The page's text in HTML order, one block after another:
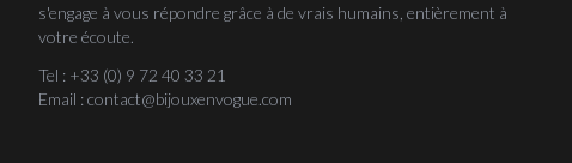
s'engage à vous répondre grâce à de vrais humains, entièrement à
votre écoute.
Tel : +33 (0) 9 72 40 33 21
Email : contact@bijouxenvogue.com